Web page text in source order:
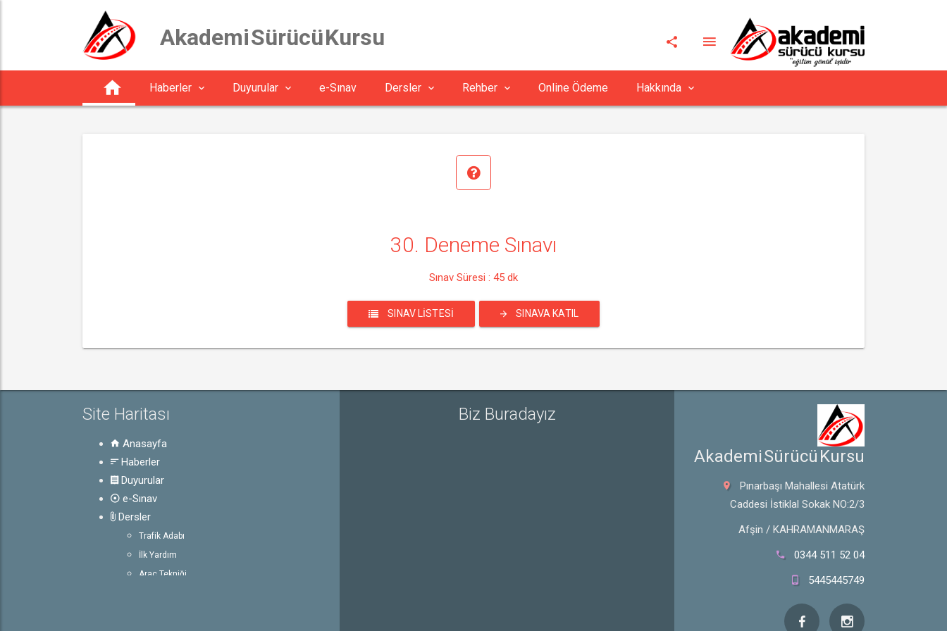
Akademi Sürücü Kursu
Haberler Duyurular e-Sınav Dersler Rehber Online Ödeme Hakkında
30. Deneme Sınavı
Sınav Süresi : 45 dk
SINAV LISTESI SINAVA KATIL
Site Haritası
Anasayfa
Haberler
Duyurular
e-Sınav
Dersler
Trafik Adabı
İlk Yardım
Araç Tekniği
Biz Buradayız
Akademi Sürücü Kursu
Pınarbaşı Mahallesi Atatürk
Caddesi İstiklal Sokak NO:2/3
Afşin / KAHRAMANMARAŞ
0344 511 52 04
5445445749